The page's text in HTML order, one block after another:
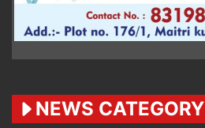
NEWS CATEGORY